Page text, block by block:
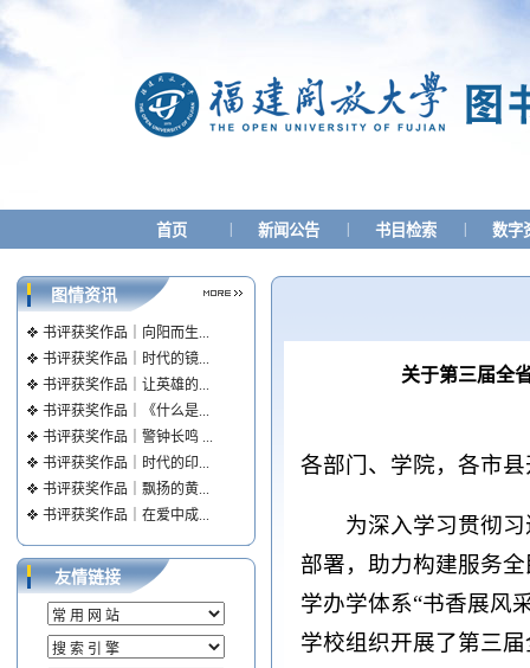
首页 新闻公告 书目检索 数字
图情资讯
书评获奖作品｜向阳而生...
书评获奖作品｜时代的镜...
书评获奖作品｜让英雄的...
书评获奖作品｜《什么是...
书评获奖作品｜警钟长鸣 ...
书评获奖作品｜时代的印...
书评获奖作品｜飘扬的黄...
书评获奖作品｜在爱中成...
友情链接
关于第三届全
各部门、学院，各市
为深入学习贯彻
部署，助力构建服务
学办学体系“书香展风
学校组织开展了第三